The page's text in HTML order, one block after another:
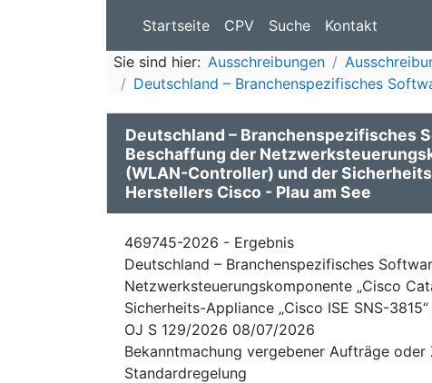
Startseite CPV Suche Kontakt
Sie sind hier: Ausschreibungen
Deutschland – Branchenspezifisches
Deutschland – Branchenspezifisches
Beschaffung der
(WLAN-Controller) und der
Herstellers Cisco - Plau am See
469745-2026 - Ergebnis
Deutschland – Branchenspezifisches
Netzwerksteuerungskomponente „Cisco
Sicherheits-Appliance „Cisco ISE SNS-
OJ S 129/2026 08/07/2026
Bekanntmachung vergebener Aufträge oder
Standardregelung